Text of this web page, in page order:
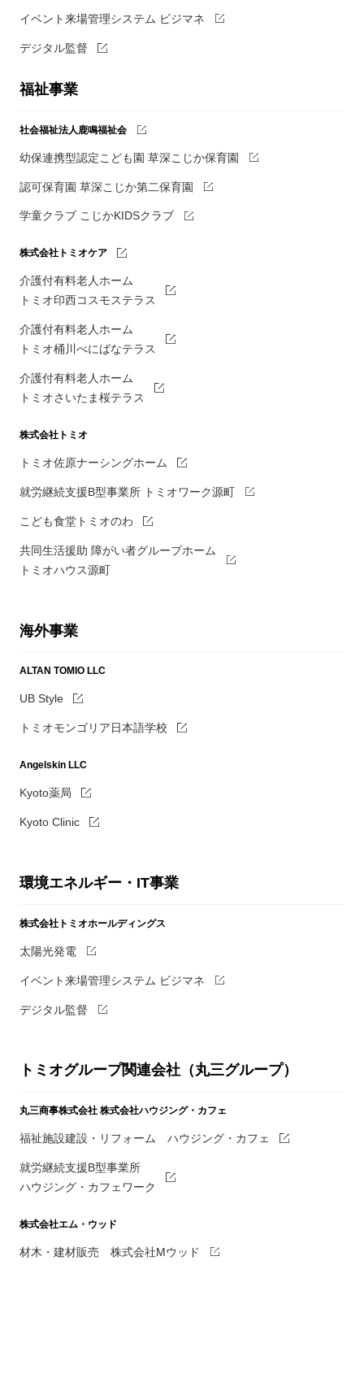
イベント来場管理システム ビジマネ
デジタル監督
福祉事業
社会福祉法人鹿鳴福祉会
幼保連携型認定こども園 草深こじか保育園
認可保育園 草深こじか第二保育園
学童クラブ こじかKIDSクラブ
株式会社トミオケア
介護付有料老人ホーム
トミオ印西コスモステラス
介護付有料老人ホーム
トミオ桶川べにばなテラス
介護付有料老人ホーム
トミオさいたま桜テラス
株式会社トミオ
トミオ佐原ナーシングホーム
就労継続支援B型事業所 トミオワーク源町
こども食堂トミオのわ
共同生活援助 障がい者グループホーム
トミオハウス源町
海外事業
ALTAN TOMIO LLC
UB Style
トミオモンゴリア日本語学校
Angelskin LLC
Kyoto薬局
Kyoto Clinic
環境エネルギー・IT事業
株式会社トミオホールディングス
太陽光発電
イベント来場管理システム ビジマネ
デジタル監督
トミオグループ関連会社（丸三グループ）
丸三商事株式会社 株式会社ハウジング・カフェ
福祉施設建設・リフォーム ハウジング・カフェ
就労継続支援B型事業所
ハウジング・カフェワーク
株式会社エム・ウッド
材木・建材販売 株式会社Mウッド